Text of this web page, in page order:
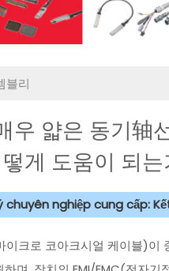
블리
우 얇은 동기轴
게 도움이 되
chuyên nghiệp cung cấp:
크로 코아크시얼 케이블)이